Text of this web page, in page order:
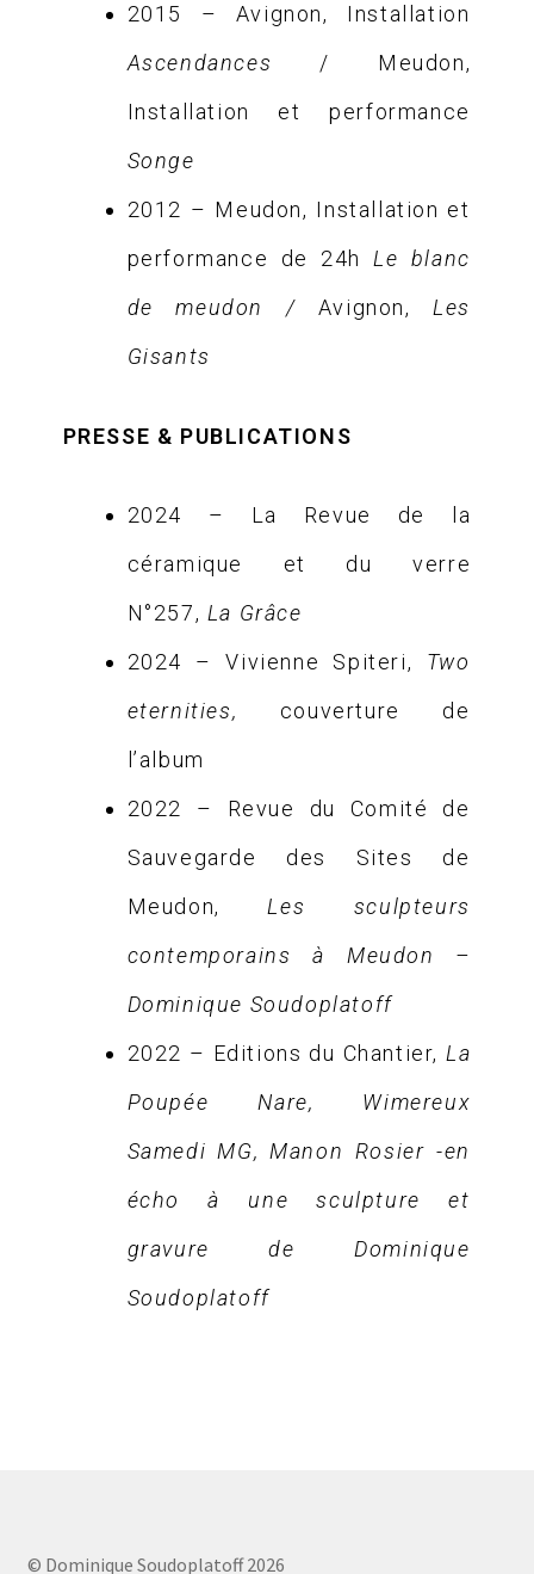
2015 – Avignon, Installation
Ascendances
/ Meudon,
Installation et performance
Songe
2012 – Meudon, Installation et
performance de 24hLe blanc
de meudon / Avignon,Les
Gisants
PRESSE & PUBLICATIONS
2024 – La Revue de la
céramique et du verre
N°257, La Grâce
2024 – Vivienne Spiteri, Two
eternities, couverture de
l’album
2022 – Revue du Comité de
Sauvegarde des Sites de
Meudon,Les sculpteurs
contemporains à Meudon –
Dominique Soudoplatoff
2022 – Editions du Chantier,La
Poupée Nare, Wimereux
Samedi MG,Manon Rosier-en
écho à une sculpture et
gravure de Dominique
Soudoplatoff
© Dominique Soudoplatoff 2026